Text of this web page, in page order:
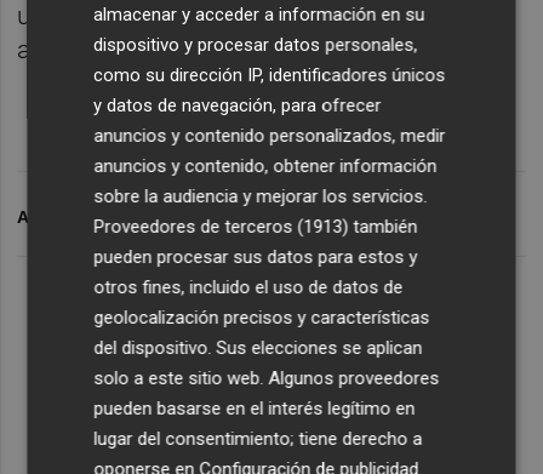
un 55% en 2030 -objetivo cumplido con
antelación-.
ARCHIVADO EN RENFE
almacenar y acceder a información en su
dispositivo y procesar datos personales,
como su dirección IP, identificadores únicos
y datos de navegación, para ofrecer
anuncios y contenido personalizados, medir
anuncios y contenido, obtener información
sobre la audiencia y mejorar los servicios.
Proveedores de terceros (1913) también
pueden procesar sus datos para estos y
otros fines, incluido el uso de datos de
geolocalización precisos y características
del dispositivo. Sus elecciones se aplican
solo a este sitio web. Algunos proveedores
pueden basarse en el interés legítimo en
lugar del consentimiento; tiene derecho a
oponerse enConfiguración de publicidad